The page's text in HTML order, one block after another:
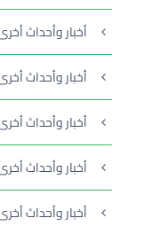
أخبار وأحداث
أخبار وأحداث
أخبار وأحداث
أخبار وأحداث
أخبار وأحداث